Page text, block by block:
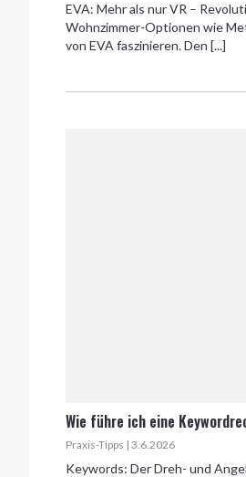
EVA: Mehr als nur VR –
Wohnzimmer-Optionen wie
von EVA faszinieren. Den [...]
Wie führe ich eine
Praxis-Tipps | 3.6.2026
Keywords: Der Dreh- und